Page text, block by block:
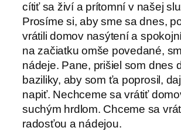
cítiť sa živí a prítomní v našej
Prosíme si, aby sme sa dnes,
vrátili domov nasýtení a
na začiatku omše povedané,
nádeje. Pane, prišiel som dnes
baziliky, aby som ťa poprosil,
napiť. Nechceme sa vrátiť
suchým hrdlom. Chceme sa
radosťou a nádejou.